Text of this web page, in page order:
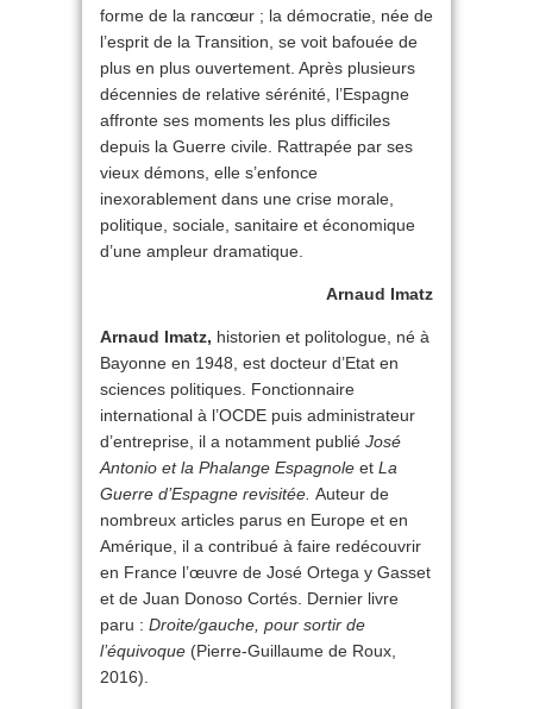
forme de la rancœur ; la démocratie, née de
l’esprit de la Transition, se voit bafouée de
plus en plus ouvertement. Après plusieurs
décennies de relative sérénité, l’Espagne
affronte ses moments les plus difficiles
depuis la Guerre civile. Rattrapée par ses
vieux démons, elle s’enfonce
inexorablement dans une crise morale,
politique, sociale, sanitaire et économique
d’une ampleur dramatique.
Arnaud Imatz
Arnaud Imatz, historien et politologue, né à
Bayonne en 1948, est docteur d’Etat en
sciences politiques. Fonctionnaire
international à l’OCDE puis administrateur
d’entreprise, il a notamment publié José
Antonio et la Phalange Espagnole et La
Guerre d’Espagne revisitée. Auteur de
nombreux articles parus en Europe et en
Amérique, il a contribué à faire redécouvrir
en France l’œuvre de José Ortega y Gasset
et de Juan Donoso Cortés. Dernier livre
paru : Droite/gauche, pour sortir de
l’équivoque (Pierre-Guillaume de Roux,
2016).